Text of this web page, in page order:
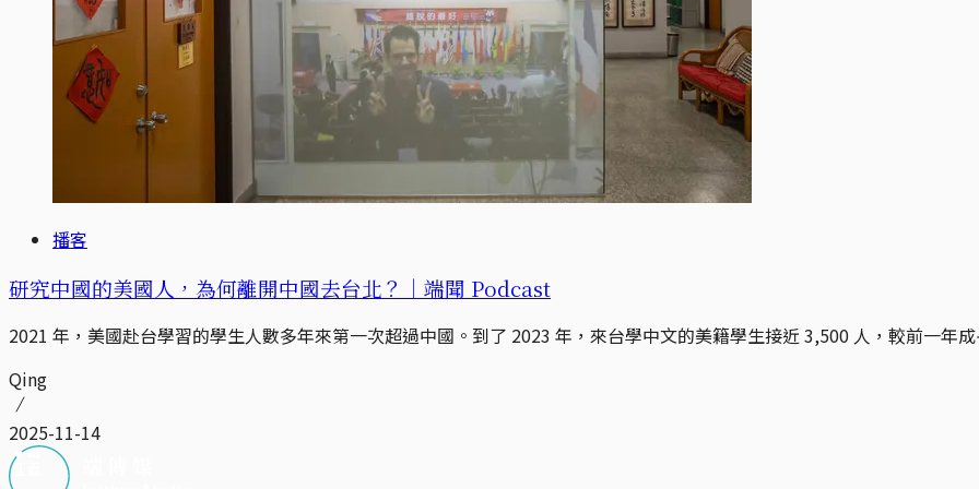
播客
研究中國的美國人，為何離開中國去台北？｜端聞 Podcast
2021 年，美國赴台學習的學生人數多年來第一次超過中國。到了 2023 年，來台學中文的美籍學生接近 3,500 人，較前一年成
Qing
2025-11-14